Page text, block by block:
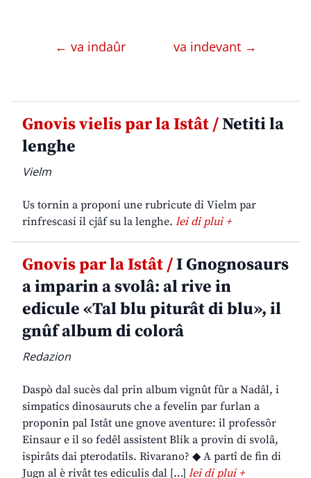
← va indaûr va indevant →
Gnovis vielis par la Istât /Netiti la
lenghe
Vielm
Us tornin a proponi une rubricute di Vielm par
rinfrescasi il cjâf su la lenghe. lei di plui +
Gnovis par la Istât /I Gnognosaurs
a imparin a svolâ: al rive in
edicule «Tal blu piturât di blu», il
gnûf album di colorâ
Redazion
Daspò dal sucès dal prin album vignût fûr a Nadâl, i
simpatics dinosauruts che a fevelin par furlan a
proponin pal Istât une gnove aventure: il professôr
Einsaur e il so fedêl assistent Blik a provin di svolâ,
ispirâts dai pterodatils. Rivarano? ◆ A partî de fin di
Jugn al è rivât tes ediculis dal […] lei di plui +